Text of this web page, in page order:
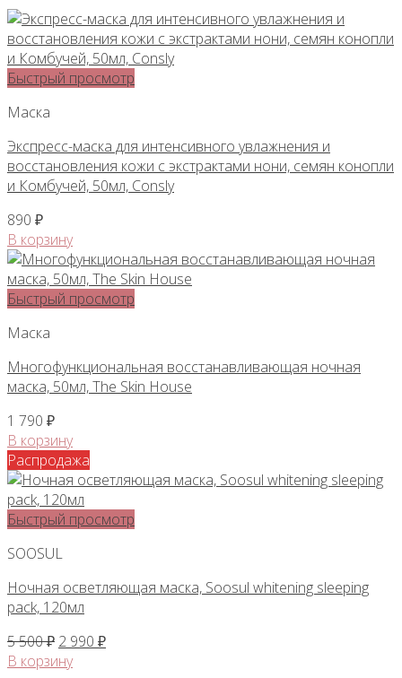
Быстрый просмотр
Маска
Экспресс-маска для интенсивного увлажнения и
восстановления кожи c экстрактами нони, семян конопли
и Комбучей, 50мл, Consly
890 ₽
В корзину
Быстрый просмотр
Маска
Многофункциональная восстанавливающая ночная
маска, 50мл, The Skin House
1 790 ₽
В корзину
Распродажа
Быстрый просмотр
SOOSUL
Ночная осветляющая маска, Soosul whitening sleeping
pack, 120мл
5 500₽ Первоначальная
цена
2 990 ₽Текущая
В корзину